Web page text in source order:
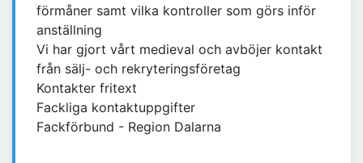
förmåner samt vilka kontroller som görs inför
anställning
Vi har gjort vårt medieval och avböjer kontakt
från sälj- och rekryteringsföretag
Kontakter fritext
Fackliga kontaktuppgifter
Fackförbund - Region Dalarna